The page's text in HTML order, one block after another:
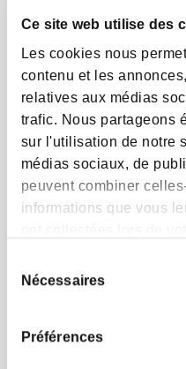
Ce site web utilise des
Les cookies nous
contenu et les
relatives aux médias
trafic. Nous partageons
sur l'utilisation de notre
médias sociaux, de
peuvent combiner
informations que vous
duNécessaires
Préférences
More
events in
category